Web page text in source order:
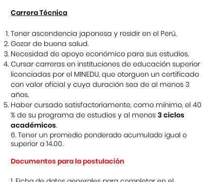
Carrera Técnica
Tener ascendencia japonesa y residir en el Perú.
Gozar de buena salud.
Necesidad de apoyo económico para sus estudios.
Cursar carreras en instituciones de educación superior
licenciadas por el MINEDU, que otorguen un certificado
con valor oficial y cuya duración sea de al menos 3
años.
Haber cursado satisfactoriamente, como mínimo, el 40
% de su programa de estudios y al menos3 ciclos
académicos.
6. Tener un promedio ponderado acumulado igual o
superior a 14.00.
Documentos para la postulación